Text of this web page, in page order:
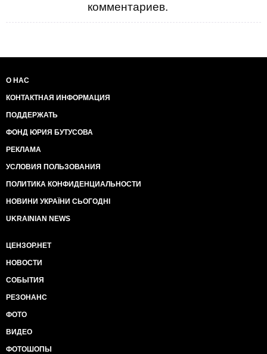
комментариев.
О НАС
КОНТАКТНАЯ ИНФОРМАЦИЯ
ПОДДЕРЖАТЬ
ФОНД ЮРИЯ БУТУСОВА
РЕКЛАМА
УСЛОВИЯ ПОЛЬЗОВАНИЯ
ПОЛИТИКА КОНФИДЕНЦИАЛЬНОСТИ
НОВИНИ УКРАЇНИ СЬОГОДНІ
UKRAINIAN NEWS
ЦЕНЗОР.НЕТ
НОВОСТИ
СОБЫТИЯ
РЕЗОНАНС
ФОТО
ВИДЕО
ФОТОШОПЫ